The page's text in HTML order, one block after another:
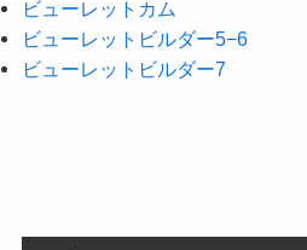
ビューレットカム
ビューレットビルダー5−6
ビューレットビルダー7